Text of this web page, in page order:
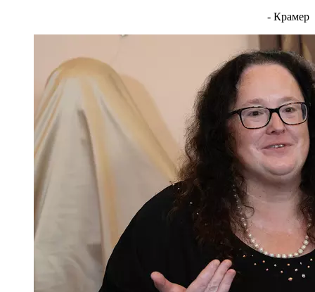
- Крамер